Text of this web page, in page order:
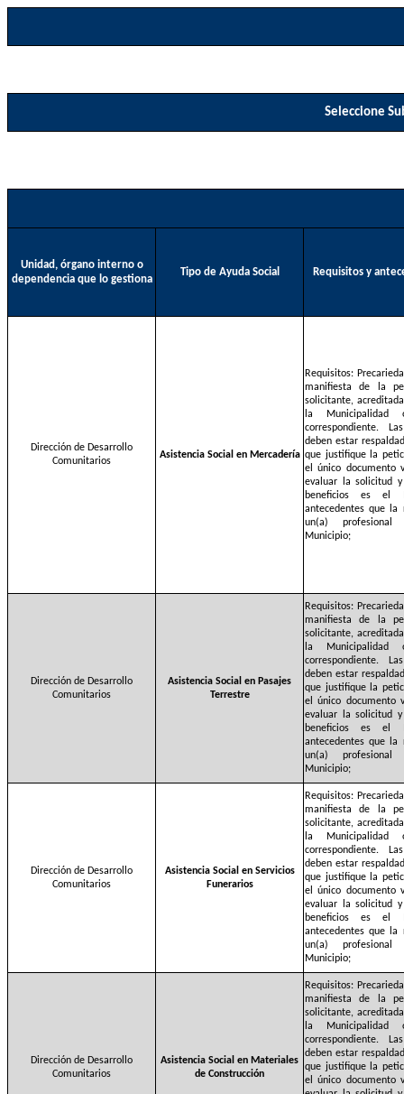
Seleccione
Unidad, órgano interno o
dependencia que lo gestiona
Tipo de Ayuda Social Requisitos y
Dirección de Desarrollo
Comunitarios
Asistencia Social en Mercadería
Requisitos:
manifiesta de la
solicitante,
la
correspondiente.
deben estar
que justifique la
el único documento
evaluar la solicitud
beneficios es el
antecedentes que la
un(a)
Municipio;
Dirección de Desarrollo
Comunitarios
Asistencia Social en Pasajes
Terrestre
Requisitos:
manifiesta de la
solicitante,
la
correspondiente.
deben estar
que justifique la
el único documento
evaluar la solicitud
beneficios es el
antecedentes que la
un(a)
Municipio;
Dirección de Desarrollo
Comunitarios
Asistencia Social en Servicios
Funerarios
Requisitos:
manifiesta de la
solicitante,
la
correspondiente.
deben estar
que justifique la
el único documento
evaluar la solicitud
beneficios es el
antecedentes que la
un(a)
Municipio;
Dirección de Desarrollo
Comunitarios
Asistencia Social en Materiales
de Construcción
Requisitos:
manifiesta de la
solicitante,
la
correspondiente.
deben estar
que justifique la
el único documento